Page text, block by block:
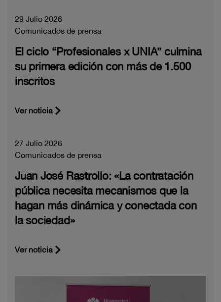
29 Julio 2026
Comunicados de prensa
El ciclo “Profesionales x UNIA” culmina
su primera edición con más de 1.500
inscritos
Ver noticia
27 Julio 2026
Comunicados de prensa
Juan José Rastrollo: «La contratación
pública necesita mecanismos que la
hagan más dinámica y conectada con
la sociedad»
Ver noticia